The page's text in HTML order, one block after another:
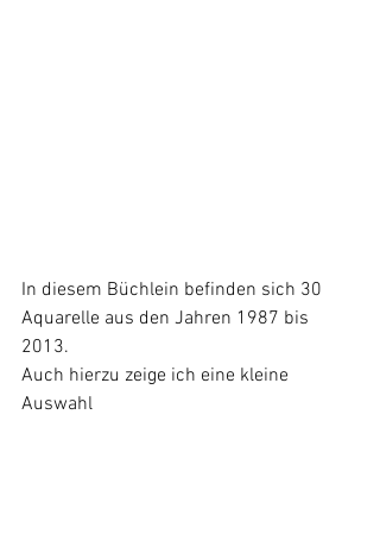
In diesem Büchlein befinden sich 30
Aquarelle aus den Jahren 1987 bis
2013.
Auch hierzu zeige ich eine kleine
Auswahl